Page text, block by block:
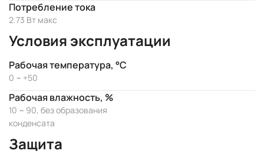
Потребление тока
2.73 Вт макс
Условия эксплуатации
Рабочая температура, °C
0 ~ +50
Рабочая влажность, %
10 ~ 90, без образования
конденсата
Защита